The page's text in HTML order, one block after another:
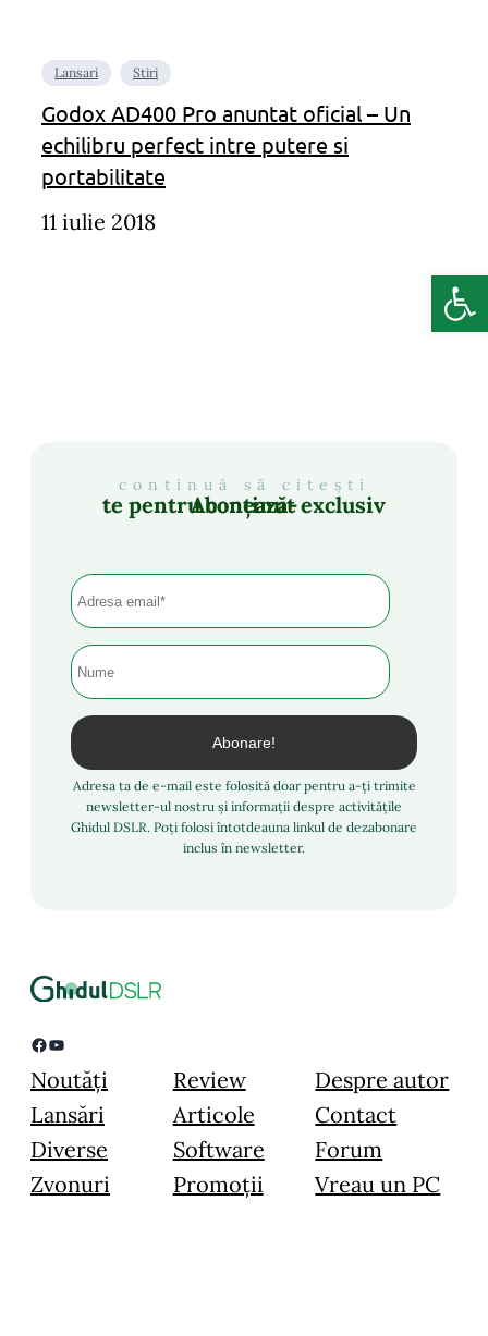
Lansari Stiri
Godox AD400 Pro anuntat oficial – Un
echilibru perfect intre putere si
portabilitate
11 iulie 2018
continuă să citești
Abonează-te pentru conținut exclusiv
Adresa ta de e-mail este folosită doar pentru a-ți trimite
newsletter-ul nostru și informații despre activitățile
Ghidul DSLR. Poți folosi întotdeauna linkul de dezabonare
inclus în newsletter.
Facebook YouTube
Noutăți
Lansări
Diverse
Zvonuri
Review
Articole
Software
Promoții
Despre autor
Contact
Forum
Vreau un PC